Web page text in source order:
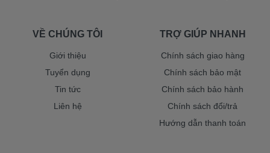
VỀ CHÚNG TÔI
Giới thiệu
Tuyển dụng
Tin tức
Liên hệ
TRỢ GIÚP NHANH
Chính sách giao hàng
Chính sách bảo mật
Chính sách bảo hành
Chính sách đổi/trả
Hướng dẫn thanh toán